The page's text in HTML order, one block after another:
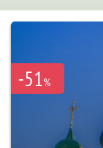
-51%